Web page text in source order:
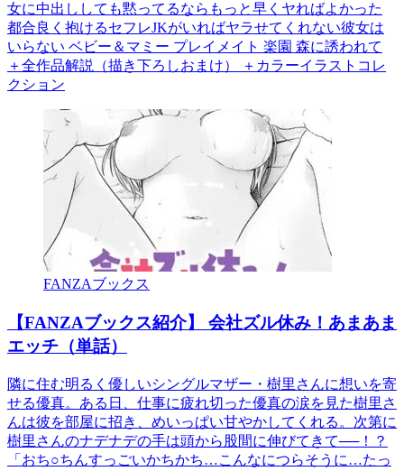
女に中出ししても黙ってるならもっと早くヤればよかった
都合良く抱けるセフレJKがいればヤラせてくれない彼女は
いらない ベビー＆マミー プレイメイト 楽園 森に誘われて
＋全作品解説（描き下ろしおまけ） ＋カラーイラストコレ
クション
FANZAブックス
【FANZAブックス紹介】 会社ズル休み！あまあま
エッチ（単話）
隣に住む明るく優しいシングルマザー・樹里さんに想いを寄
せる優真。ある日、仕事に疲れ切った優真の涙を見た樹里さ
んは彼を部屋に招き、めいっぱい甘やかしてくれる。次第に
樹里さんのナデナデの手は頭から股間に伸びてきて──！？
「おち○ちんすっごいかちかち…こんなにつらそうに…たっ